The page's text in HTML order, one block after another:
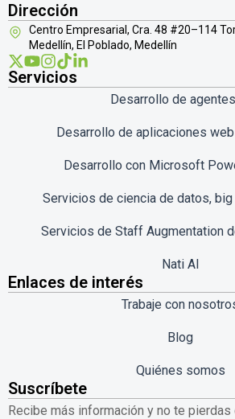
Dirección
Centro Empresarial, Cra. 48 #20–114
Medellín, El Poblado, Medellín
Servicios
Desarrollo de
Desarrollo de aplicaciones web
Desarrollo con Microsoft
Servicios de ciencia de datos, big
Servicios de Staff Augmentation
Nati AI
Enlaces de interés
Trabaje con
Blog
Quiénes somos
Suscríbete
Recibe más información y no te pierdas